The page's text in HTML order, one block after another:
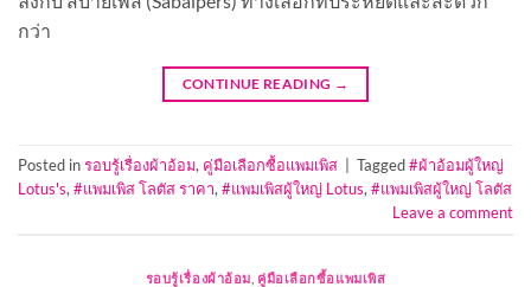
กว่า
CONTINUE READING →
Posted inรอบรู้เรื่องผ้าอ้อม, คู่มือเลือกซื้อแพมเพิส Tagged#ผ้าอ้อมผู้ใหญ่
Lotus's, #แพมเพิส โลตัส ราคา, #แพมเพิสผู้ใหญ่ Lotus, #แพมเพิสผู้ใหญ่ โลตัส
Leave a comment
รอบรู้เรื่องผ้าอ้อม คู่มือเลือกซื้อแพมเพิส